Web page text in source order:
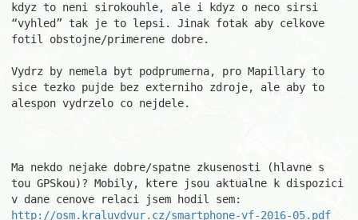
kdyz to neni sirokouhle, ale i kdyz o neco sirsi
“vyhled” tak je to lepsi. Jinak fotak aby celkove
fotil obstojne/primerene dobre.
Vydrz by nemela byt podprumerna, pro Mapillary to
sice tezko pujde bez externiho zdroje, ale aby to
alespon vydrzelo co nejdele.
Ma nekdo nejake dobre/spatne zkusenosti (hlavne s
tou GPSkou)? Mobily, ktere jsou aktualne k dispozici
http://osm.kraluvdvur.cz/smartphone-vf-2016-05.pdf